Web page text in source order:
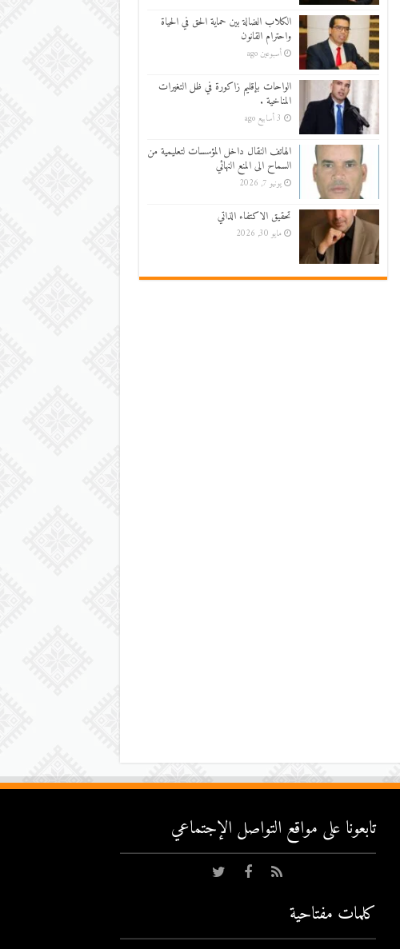
الكلاب الضالة بين حماية الحق في الحياة
واحترام القانون
أسبوعين ago
الواحات بإقليم زاكورة في ظل التغيرات
المناخية .
3 أسابيع ago
الهاتف النقال داخل المؤسسات لتعليمية من
السماح الى المنع النهائي
يونيو 7, 2026
تحقيق الاكتفاء الذاتي
مايو 30, 2026
تابعونا على مواقع التواصل اﻹجتماعي
كلمات مفتاحية